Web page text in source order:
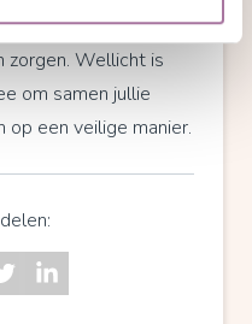
Praat met
zorgen. Wellicht is
om samen jullie
op een veilige manier.